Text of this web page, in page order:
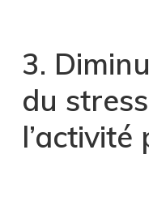
3.
du
l’activité